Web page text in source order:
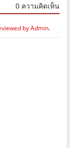
0 ความคิดเห็น
by Admin.